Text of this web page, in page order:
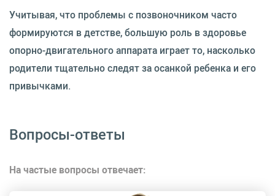
Учитывая, что проблемы с позвоночником часто
формируются в детстве, большую роль в здоровье
опорно-двигательного аппарата играет то, насколько
родители тщательно следят за осанкой ребенка и его
привычками.
Вопросы-ответы
На частые вопросы отвечает: